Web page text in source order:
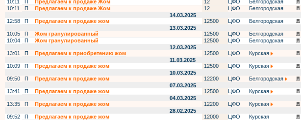
10:11
П Предлагаем к продаже Жом 12 ЦФО Белгородская
10:11
П Предлагаем к продаже Жом 12 ЦФО Белгородская
14.03.2025
12:58
П Предлагаем к продаже жом 12500 ЦФО Белгородская
13.03.2025
10:05
П Жом гранулированный 12500 ЦФО Белгородская
10:04
П Жом гранулированный 12500 ЦФО Белгородская
12.03.2025
13:01
П Предлагаем к приобретению жом 12500 ЦФО Курская
11.03.2025
10:09
П Предлагаем к продаже жом 12500 ЦФО Курская
10.03.2025
09:50
П Предлагаем к продаже жом 12200 ЦФО Белгородская
07.03.2025
13:41
П Предлагаем к продаже жом 12500 ЦФО Курская
04.03.2025
13:35
П Предлагаем к продаже жом 12200 ЦФО Курская
28.02.2025
09:52
П Предлагаем к продаже жом 12000 ЦФО Курская